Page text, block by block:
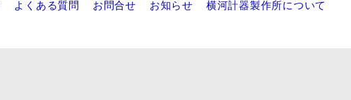
よくある質問 お問合せ お知らせ 横河計器製作所について